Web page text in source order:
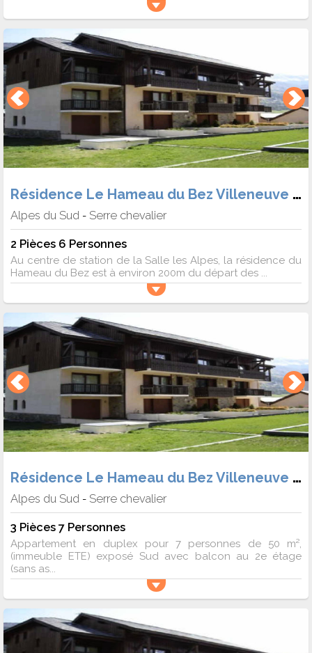
Résidence Le Hameau du Bez Villeneuve 1400
Alpes du Sud - Serre chevalier
2 Pièces 6 Personnes
Au centre de station de la Salle les Alpes, la résidence du
Hameau du Bez est à environ 200m du départ des ...
Résidence Le Hameau du Bez Villeneuve 1400
Alpes du Sud - Serre chevalier
3 Pièces 7 Personnes
Appartement en duplex pour 7 personnes de 50 m²,
(immeuble ETE) exposé Sud avec balcon au 2e étage
(sans as...